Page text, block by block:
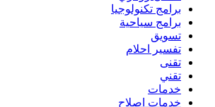
برامج تكنولوجيا
برامج سياحية
تسويق
تفسير احلام
تقنى
تقني
خدمات
خدمات اصلاح